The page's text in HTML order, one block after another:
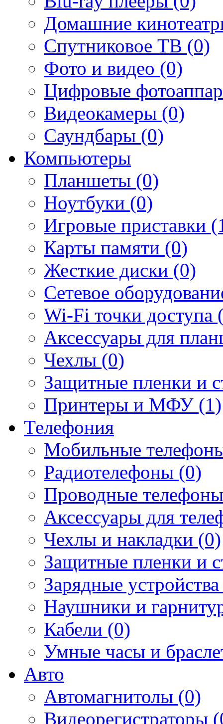
Домашние
Спутниковое ТВ (0)
Фото и видео (0)
Цифровые
Видеокамеры (0)
Саундбары (0)
Компьютеры
Планшеты (0)
Ноутбуки (0)
Игровые приставки
Карты памяти (0)
Жесткие диски (0)
Сетевое
Wi-Fi точки доступа
Аксессуары для
Чехлы (0)
Защитные пленки и
Принтеры и МФУ (1)
Телефония
Мобильные
Радиотелефоны (0)
Проводные
Аксессуары для
Чехлы и накладки (0)
Защитные пленки и
Зарядные
Наушники и
Кабели (0)
Умные часы и
Авто
Автомагнитолы (0)
Видеорегистраторы